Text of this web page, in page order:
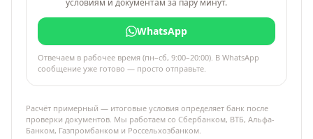
условиям и документам за пару минут.
WhatsApp
Отвечаем в рабочее время (пн–сб, 9:00–20:00). В WhatsApp
сообщение уже готово — просто отправьте.
Расчёт примерный — итоговые условия определяет банк после
проверки документов. Мы работаем со Сбербанком, ВТБ, Альфа-
Банком, Газпромбанком и Россельхозбанком.